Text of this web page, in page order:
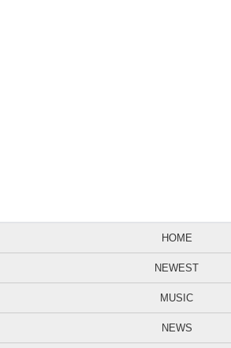
HOME
NEWEST
MUSIC
NEWS